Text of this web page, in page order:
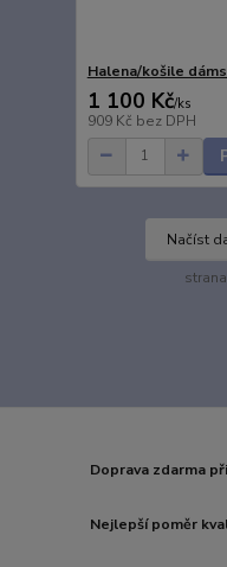
Halena/košile
1 100 Kč/ks
909 Kč bez DPH
Načíst
strana
Doprava zdarma
Nejlepší poměr